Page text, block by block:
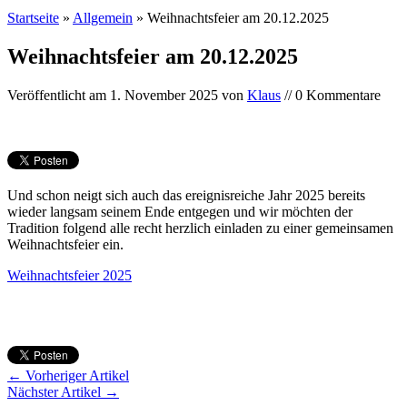
Startseite » Allgemein » Weihnachtsfeier am 20.12.2025
Weihnachtsfeier am 20.12.2025
Veröffentlicht am 1. November 2025 von Klaus // 0 Kommentare
Und schon neigt sich auch das ereignisreiche Jahr 2025 bereits
wieder langsam seinem Ende entgegen und wir möchten der
Tradition folgend alle recht herzlich einladen zu einer gemeinsamen
Weihnachtsfeier ein.
Weihnachtsfeier 2025
← Vorheriger Artikel
Nächster Artikel →